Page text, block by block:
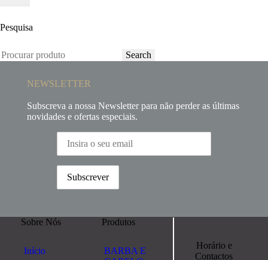
Pesquisa
Search
NEWSLETTER
Subscreva a nossa Newsletter para não perder as últimas
novidades e ofertas especiais.
Sobre Nós
Início
Produtos
BARBA E
Horário e
Contactos